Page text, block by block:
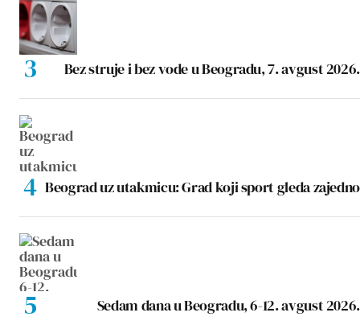
Bez struje i bez vode u Beogradu, 7. avgust 2026.
Beograd uz utakmicu: Grad koji sport gleda zajedno
Sedam dana u Beogradu, 6-12. avgust 2026.